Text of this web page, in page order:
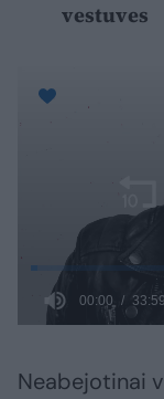
vestuves
Neabejotinai